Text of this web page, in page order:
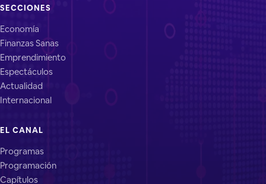
SECCIONES
Economía
Finanzas Sanas
Emprendimiento
Espectáculos
Actualidad
Internacional
EL CANAL
Programas
Programación
Capítulos